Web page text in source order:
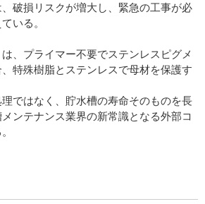
破損リスクが増大し、緊急の工事が必
いる。
は、プライマー不要でステンレスピグメ
、特殊樹脂とステンレスで母材を保護す
ではなく、貯水槽の寿命そのものを長
ンテナンス業界の新常識となる外部コ